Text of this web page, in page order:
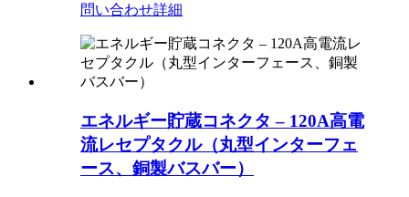
問い合わせ詳細
エネルギー貯蔵コネクタ – 120A高電
流レセプタクル（丸型インターフェ
ース、銅製バスバー）